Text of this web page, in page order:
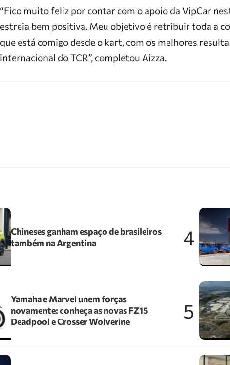
“Fico muito feliz por contar com o apoio da VipCar
estreia bem positiva. Meu objetivo é retribuir toda a
que está comigo desde o kart, com os melhores
internacional do TCR”, completou Aizza.
Chineses ganham espaço de brasileiros
também na Argentina
Yamaha e Marvel unem forças
novamente: conheça as novas FZ15
Deadpool e Crosser Wolverine
4
5